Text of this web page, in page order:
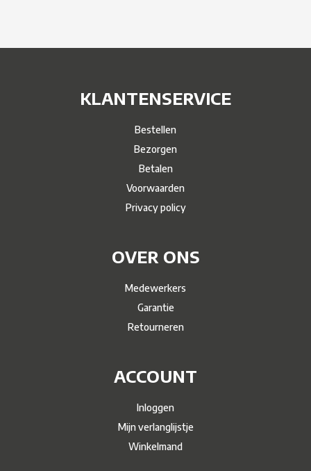
KLANTENSERVICE
Bestellen
Bezorgen
Betalen
Voorwaarden
Privacy policy
OVER ONS
Medewerkers
Garantie
Retourneren
ACCOUNT
Inloggen
Mijn verlanglijstje
Winkelmand